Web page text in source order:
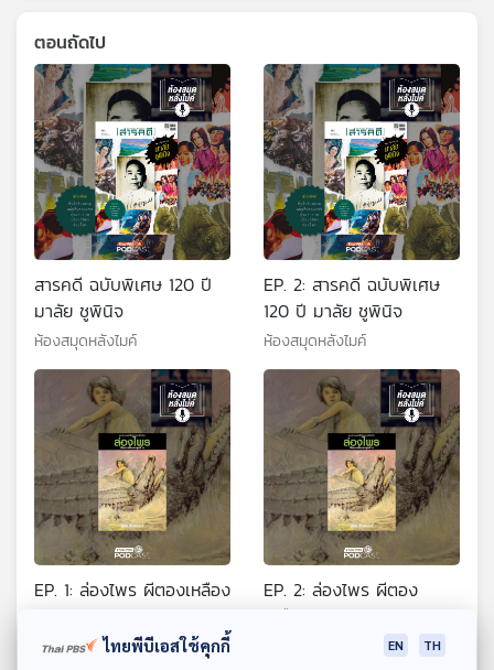
ตอนถัดไป
สารคดี ฉบับพิเศษ 120 ปี
มาลัย ชูพินิจ
ห้องสมุดหลังไมค์
EP. 2: สารคดี ฉบับพิเศษ
120 ปี มาลัย ชูพินิจ
ห้องสมุดหลังไมค์
EP. 1: ล่องไพร ผีตองเหลือง
ห้องสมุดหลังไมค์
EP. 2: ล่องไพร ผีตอง
เหลืองคนสุดท้าย
ไทยพีบีเอสใช้คุกกี้ EN TH